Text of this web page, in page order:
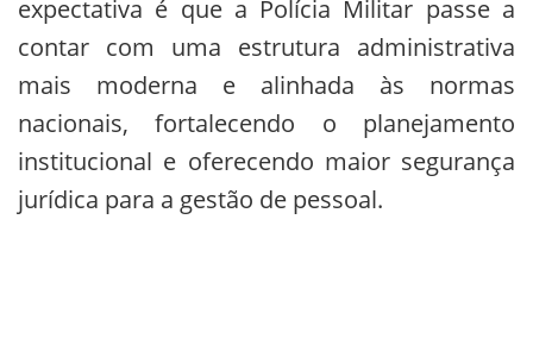
expectativa é que a Polícia Militar passe a
contar com uma estrutura administrativa
mais moderna e alinhada às normas
nacionais, fortalecendo o planejamento
institucional e oferecendo maior segurança
jurídica para a gestão de pessoal.